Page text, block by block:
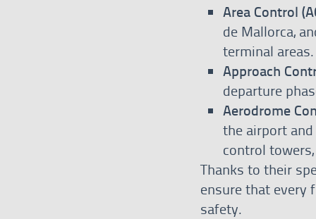
Area Control
de Mallorca,
terminal areas.
Approach
departure
Aerodrome
the airport
control
Thanks to their
ensure that every
safety.